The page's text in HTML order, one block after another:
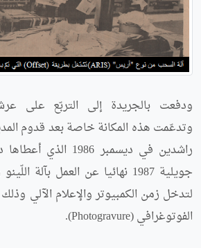
ودفعت بالجريدة إلى التربّع على
وتدعّمت هذه المكانة خاصة بعد قدوم
راشدين في ديسمبر
جويلية 1987 نهائيا عن العمل
لتدخل زمن الكمبيوتر والإعلام الآلي
الفوتوغرافي (Photogravure).